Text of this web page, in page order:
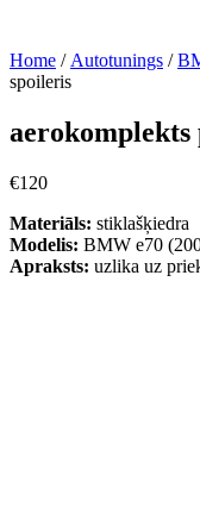
Home / Autotunings /
spoileris
aerokomplekts
€120
Materiāls: stiklašķiedra
Modelis: BMW e70
Apraksts: uzlika uz